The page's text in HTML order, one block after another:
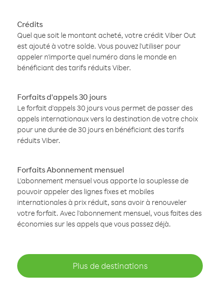
Crédits
Quel que soit le montant acheté, votre crédit Viber Out
est ajouté à votre solde. Vous pouvez l'utiliser pour
appeler n'importe quel numéro dans le monde en
bénéficiant des tarifs réduits Viber.
Forfaits d'appels 30 jours
Le forfait d'appels 30 jours vous permet de passer des
appels internationaux vers la destination de votre choix
pour une durée de 30 jours en bénéficiant des tarifs
réduits Viber.
Forfaits Abonnement mensuel
L'abonnement mensuel vous apporte la souplesse de
pouvoir appeler des lignes fixes et mobiles
internationales à prix réduit, sans avoir à renouveler
votre forfait. Avec l'abonnement mensuel, vous faites des
économies sur les appels que vous passez déjà.
Plus de destinations